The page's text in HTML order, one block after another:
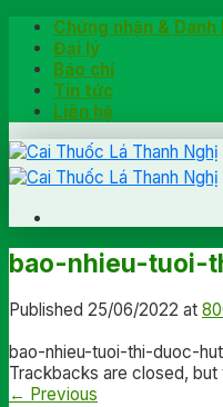
Skip
content
Chứng nhận & Danh
Đại lý
Báo chí
Tin tức
Liên hệ
Trang chủ
Hướng dẫn
Khách hàng chia sẻ
Kiểm tra chính hãng
Đặt hàng
Hotline: 0902791922
bao-nhieu-tuoi-
Published 25/06/2022 at
bao-nhieu-tuoi-thi-duoc-
Trackbacks are closed, but
← Previous